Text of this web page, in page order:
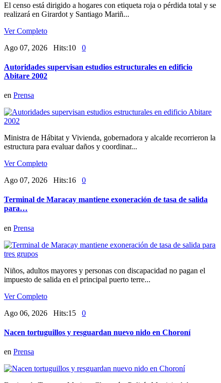
El censo está dirigido a hogares con etiqueta roja o pérdida total y se
realizará en Girardot y Santiago Mariñ...
Ver Completo
Ago 07, 2026 Hits:10
0
Autoridades supervisan estudios estructurales en edificio
Abitare 2002
en Prensa
Ministra de Hábitat y Vivienda, gobernadora y alcalde recorrieron la
estructura para evaluar daños y coordinar...
Ver Completo
Ago 07, 2026 Hits:16
0
Terminal de Maracay mantiene exoneración de tasa de salida
para…
en Prensa
Niños, adultos mayores y personas con discapacidad no pagan el
impuesto de salida en el principal puerto terre...
Ver Completo
Ago 06, 2026 Hits:15
0
Nacen tortuguillos y resguardan nuevo nido en Choroní
en Prensa